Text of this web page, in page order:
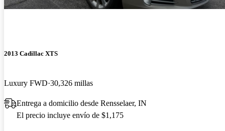
2013 Cadillac XTS
Luxury FWD 30,326 millas
Entrega a domicilio desde Rensselaer, IN
El precio incluye envío de $1,175